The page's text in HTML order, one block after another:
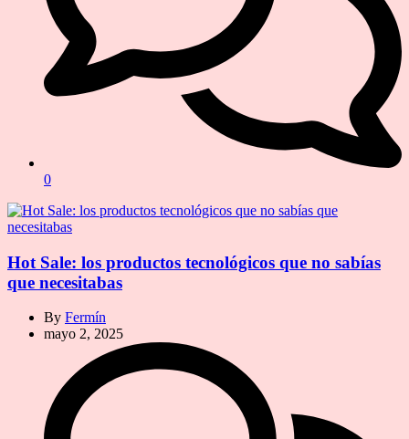
0
Hot Sale: los productos tecnológicos que no sabías
que necesitabas
By Fermín
mayo 2, 2025